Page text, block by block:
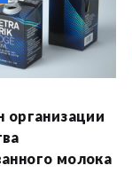
организации
молока